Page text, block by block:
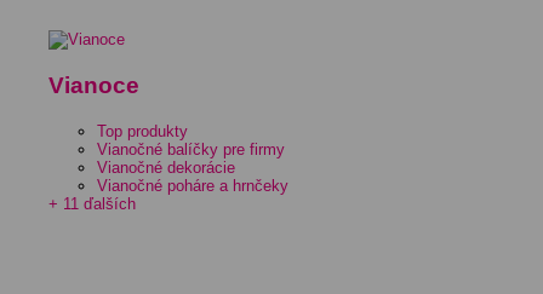
Vianoce
Top produkty
Vianočné balíčky pre firmy
Vianočné dekorácie
Vianočné poháre a hrnčeky
+ 11 ďalších